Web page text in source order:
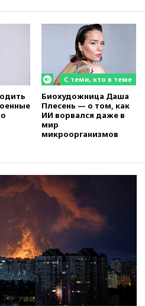
С теми, кто в теме
Биохудожница Даша
Плесень — о том, как
ИИ ворвался даже в
мир
микроорганизмов